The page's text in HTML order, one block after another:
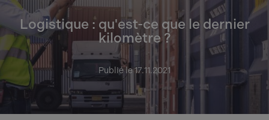
Logistique : qu'est-ce que le dernier
kilomètre ?
Publié le 17.11.2021